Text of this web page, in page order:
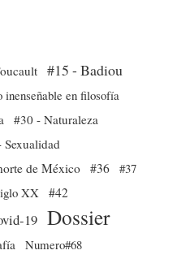
#15 - Badiou
inenseñable en filosofía
#30 - Naturaleza
Sexualidad
de México #36 #37
XX #42
19 Dossier
Numero#68